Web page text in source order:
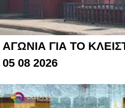
ΑΓΩΝΙΑ ΓΙΑ ΤΟ
05 08 2026